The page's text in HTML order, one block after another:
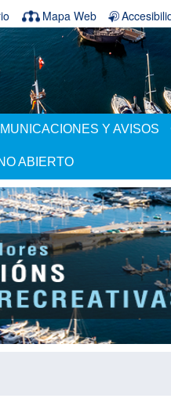
Mapa Web
Y AVISOS
ABIERTO